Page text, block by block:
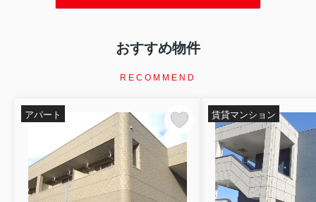
おすすめ物件
RECOMMEND
アパート 賃貸マンション